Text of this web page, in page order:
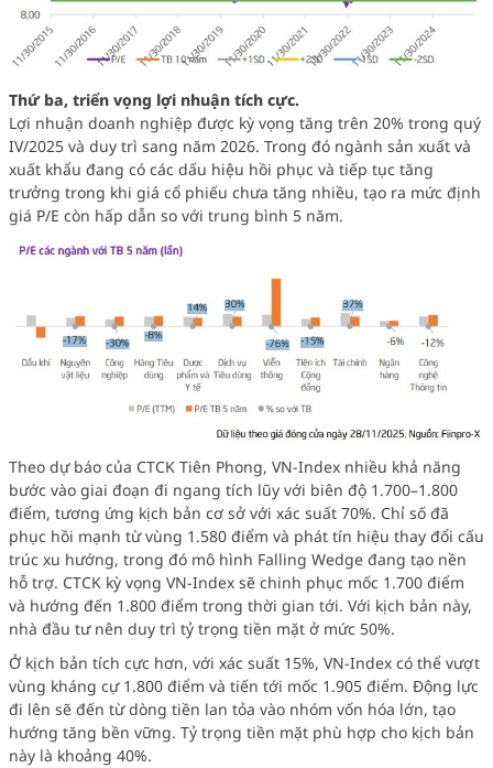
Thứ ba, triển vọng lợi nhuận tích cực.
Lợi nhuận doanh nghiệp được kỳ vọng tăng trên 20% trong quý
IV/2025 và duy trì sang năm 2026. Trong đó ngành sản xuất và
xuất khẩu đang có các dấu hiệu hồi phục và tiếp tục tăng
trưởng trong khi giá cổ phiếu chưa tăng nhiều, tạo ra mức định
giá P/E còn hấp dẫn so với trung bình 5 năm.
Theo dự báo của CTCK Tiên Phong, VN-Index nhiều khả năng
bước vào giai đoạn đi ngang tích lũy với biên độ 1.700–1.800
điểm, tương ứng kịch bản cơ sở với xác suất 70%. Chỉ số đã
phục hồi mạnh từ vùng 1.580 điểm và phát tín hiệu thay đổi cấu
trúc xu hướng, trong đó mô hình Falling Wedge đang tạo nền
hỗ trợ. CTCK kỳ vọng VN-Index sẽ chinh phục mốc 1.700 điểm
và hướng đến 1.800 điểm trong thời gian tới. Với kịch bản này,
nhà đầu tư nên duy trì tỷ trọng tiền mặt ở mức 50%.
Ở kịch bản tích cực hơn, với xác suất 15%, VN-Index có thể vượt
vùng kháng cự 1.800 điểm và tiến tới mốc 1.905 điểm. Động lực
đi lên sẽ đến từ dòng tiền lan tỏa vào nhóm vốn hóa lớn, tạo
hướng tăng bền vững. Tỷ trọng tiền mặt phù hợp cho kịch bản
này là khoảng 40%.